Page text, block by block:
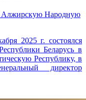
Алжирскую Народную
2025 г. состоялся
Беларусь в
Республику, в
директор